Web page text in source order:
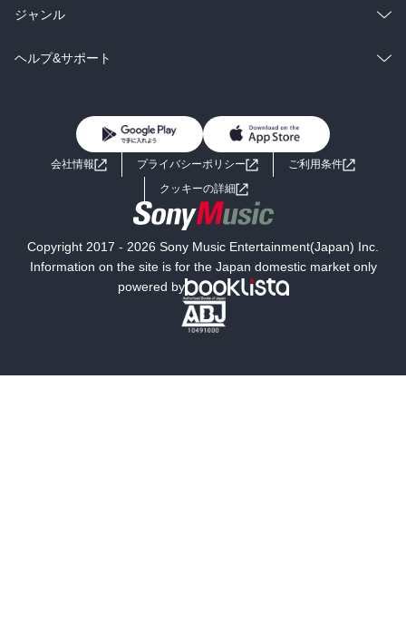
BL・TL
雑誌・グラビア
BL・TL
ラノベ
雑誌・グラビア
総合
ラノベ
ジャンル
コミック
ライトノベル 男子向けラノベ
小説
海外小説
ミステリー SF
文学
ヘルプ&サポート
よくあるご質問 お問い合わせ
会社情報 プライバシーポリシー
ご利用条件
クッキーの詳細
Copyright 2017 - 2026 Sony Music Entertainment(Japan) Inc.
Information on the site is for the Japan domestic market only
powered by